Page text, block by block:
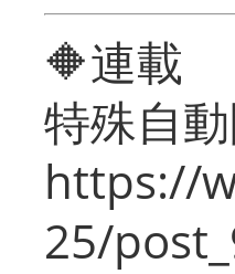
🔶連載
特殊自
https://
25/